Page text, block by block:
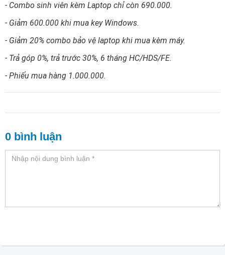
- Combo sinh viên kèm Laptop chỉ còn 690.000.
- Giảm 600.000 khi mua key Windows.
- Giảm 20% combo bảo vệ laptop khi mua kèm máy.
- Trả góp 0%, trả trước 30%, 6 tháng HC/HDS/FE.
- Phiếu mua hàng 1.000.000.
0 bình luận